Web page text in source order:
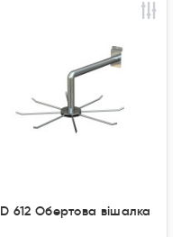
D 612 Обертова вішалка